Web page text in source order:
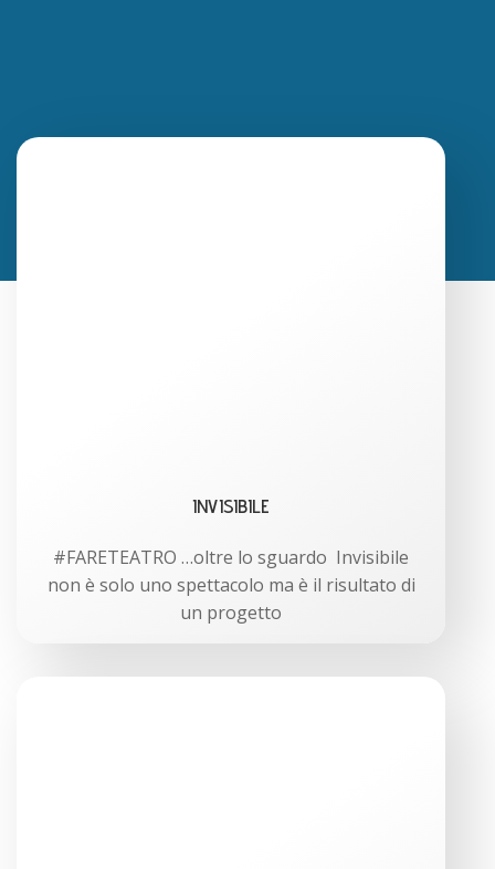
INVISIBILE
#FARETEATRO …oltre lo sguardo Invisibile
non è solo uno spettacolo ma è il risultato di
un progetto